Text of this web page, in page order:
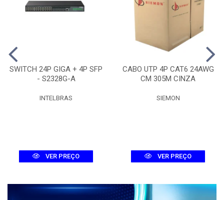
SWITCH 24P GIGA + 4P SFP
- S2328G-A
INTELBRAS
VER PREÇO
CABO UTP 4P CAT6 24AWG
CM 305M CINZA
SIEMON
VER PREÇO